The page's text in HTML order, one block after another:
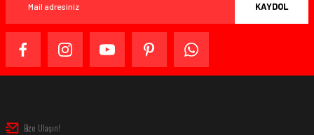
KAYDOL
Bize Ulaşın!